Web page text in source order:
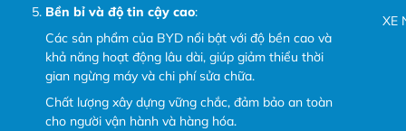
Bền bỉ và độ tin cậy cao:
Các sản phẩm của BYD nổi bật với độ bền cao và
khả năng hoạt động lâu dài, giúp giảm thiểu thời
gian ngừng máy và chi phí sửa chữa.
Chất lượng xây dựng vững chắc, đảm bảo an toàn
cho người vận hành và hàng hóa.
XE